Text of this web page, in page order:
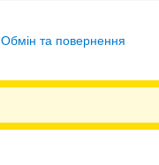
Обмін та повернення